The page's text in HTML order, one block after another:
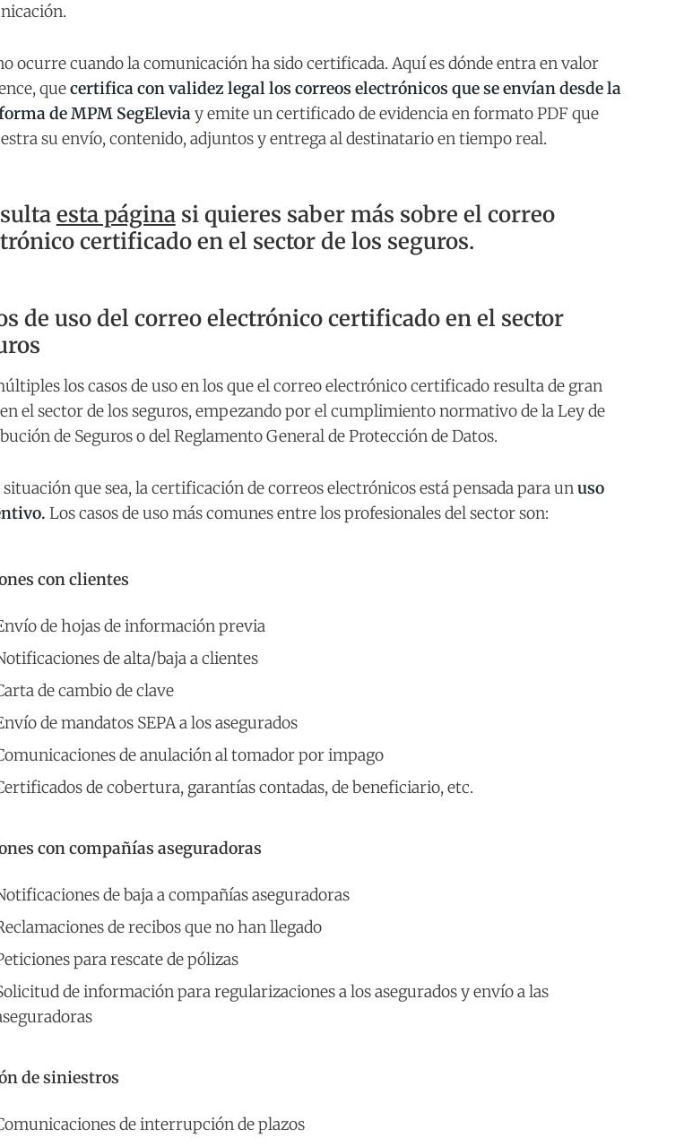
ocurre cuando la comunicación ha sido certificada. Aquí es dónde entra en valor
quecertifica con validez legal los correos electrónicos que se envían desde la
de MPM SegEleviay emite un certificado de evidencia en formato PDF que
su envío, contenido, adjuntos y entrega al destinatario en tiempo real.
esta páginasi quieres saber más sobre el correo
certificado en el sector de los seguros.
de uso del correo electrónico certificado en el sector
los casos de uso en los que el correo electrónico certificado resulta de gran
el sector de los seguros, empezando por el cumplimiento normativo de la Ley de
de Seguros o del Reglamento General de Protección de Datos.
situación que sea, la certificación de correos electrónicos está pensada para unuso
Los casos de uso más comunes entre los profesionales del sector son:
con clientes
de hojas de información previa
de alta/baja a clientes
de cambio de clave
de mandatos SEPA a los asegurados
de anulación al tomador por impago
de cobertura, garantías contadas, de beneficiario, etc.
con compañías aseguradoras
de baja a compañías aseguradoras
de recibos que no han llegado
para rescate de pólizas
de información para regularizaciones a los asegurados y envío a las
de siniestros
de interrupción de plazos